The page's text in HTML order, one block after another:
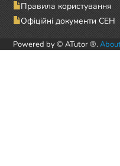
Правила користування
Офіційні документи СЕН
Powered by © ATutor ®.